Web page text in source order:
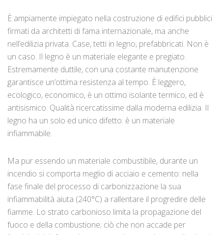
È ampiamente impiegato nella costruzione di edifici pubblici
firmati da architetti di fama internazionale, ma anche
nell’edilizia privata. Case, tetti in legno, prefabbricati. Non è
un caso. Il legno è un materiale elegante e pregiato.
Estremamente duttile, con una costante manutenzione
garantisce un’ottima resistenza al tempo. È leggero,
ecologico, economico, è un ottimo isolante termico, ed è
antisismico. Qualità ricercatissime dalla moderna edilizia. Il
legno ha un solo ed unico difetto: è un materiale
infiammabile.
Ma pur essendo un materiale combustibile, durante un
incendio si comporta meglio di acciaio e cemento: nella
fase finale del processo di carbonizzazione la sua
infiammabilità aiuta (240°C) a rallentare il progredire delle
fiamme. Lo strato carbonioso limita la propagazione del
fuoco e della combustione; ciò che non accade per